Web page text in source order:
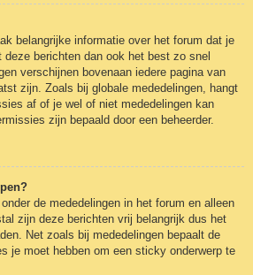
belangrijke informatie over het forum dat je
berichten dan ook het best zo snel
verschijnen bovenaan iedere pagina van
zijn. Zoals bij globale mededelingen, hangt
af of je wel of niet mededelingen kan
zijn bepaald door een beheerder.
de mededelingen in het forum en alleen
zijn deze berichten vrij belangrijk dus het
Net zoals bij mededelingen bepaalt de
je moet hebben om een sticky onderwerp te